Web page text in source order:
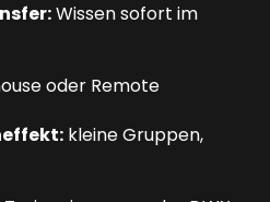
Wissen sofort im
oder Remote
kleine Gruppen,